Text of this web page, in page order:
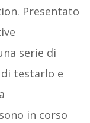
Presentato
serie di
testarlo e
in corso